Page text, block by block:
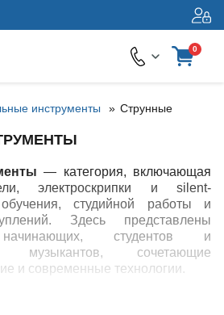
0
инструменты Струнные
— категория, включающая
электроскрипки и silent-
студийной работы и
Здесь представлены
студентов и
музыкантов, сочетающие
и современные технологии.